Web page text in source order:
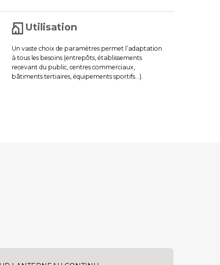
Utilisation
Un vaste choix de paramètres permet l’adaptation
à tous les besoins (entrepôts, établissements
recevant du public, centres commerciaux,
bâtiments tertiaires, équipements sportifs…).